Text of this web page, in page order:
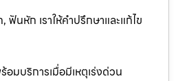
นหัก เราให้คำปรึกษาและแก้ไข
มบริการเมื่อมีเหตุเร่งด่วน